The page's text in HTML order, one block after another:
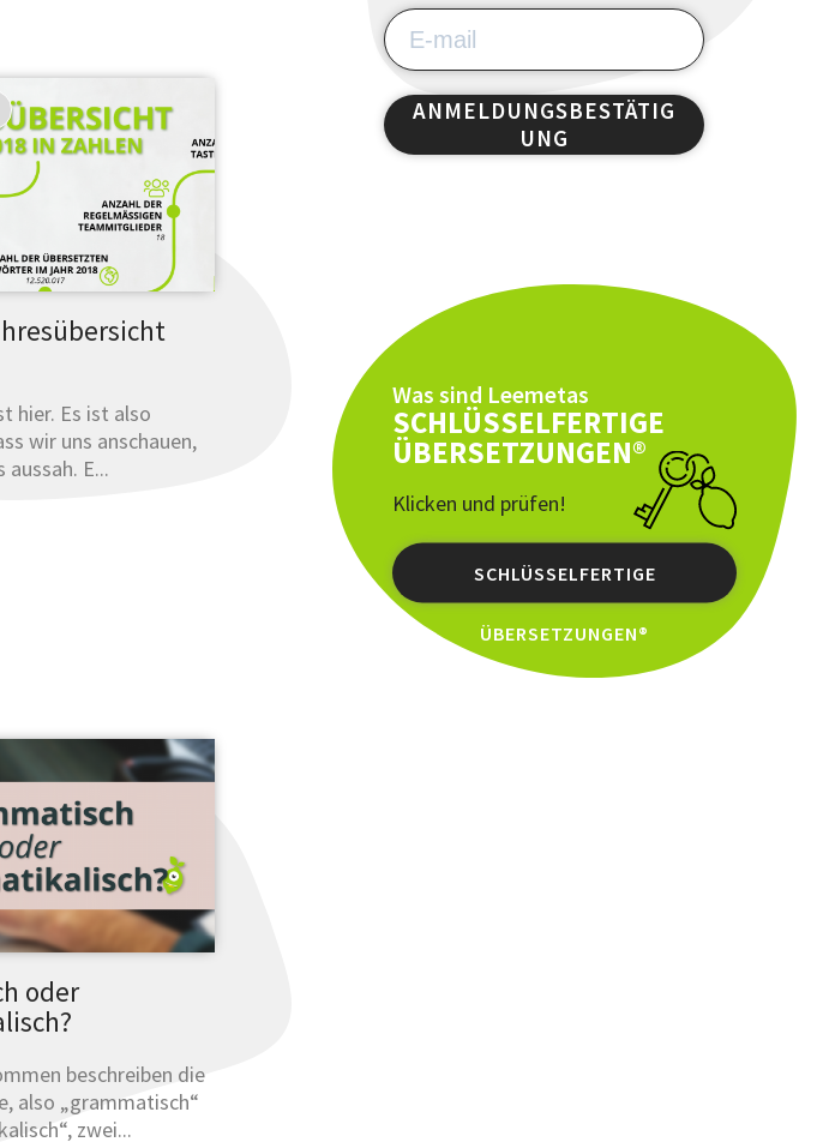
hier. Es ist also
wir uns anschauen,
aussah. E...
oder
beschreiben die
also „grammatisch“
zwei...
ANMELDUNGSBESTÄTIG
UNG
Was sind Leemetas
SCHLÜSSELFERTIGE
ÜBERSETZUNGEN®
Klicken und prüfen!
SCHLÜSSELFERTIGE
ÜBERSETZUNGEN®